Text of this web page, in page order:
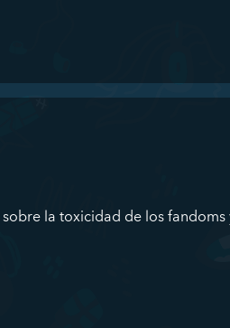
la toxicidad de los fandoms